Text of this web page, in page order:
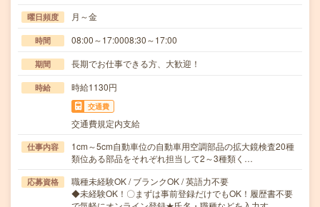
曜日頻度 月～金
時間 08:00～17:0008:30～17:00
期間 長期でお仕事できる方、大歓迎！
時給 時給1130円
交通費
交通費規定内支給
仕事内容
1cm～5cm自動車位の自動車用空調部品の拡大鏡検査20種
類位ある部品をそれぞれ担当して2～3種類く…
応募資格
職種未経験OK / ブランクOK / 英語力不要
◆未経験OK！〇まずは事前登録だけでもOK！履歴書不要